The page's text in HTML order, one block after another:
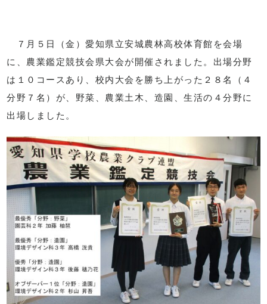
７月５日（金）愛知県立安城農林高校体育館を会場
に、農業鑑定競技会県大会が開催されました。出場分野
は１０コースあり、校内大会を勝ち上がった２８名（４
分野７名）が、野菜、農業土木、造園、生活の４分野に
出場しました。